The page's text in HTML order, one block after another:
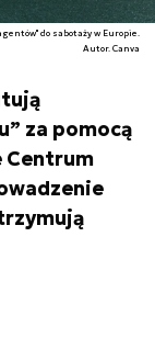
do sabotaży w Europie.
Autor. Canva
za pomocą
Centrum